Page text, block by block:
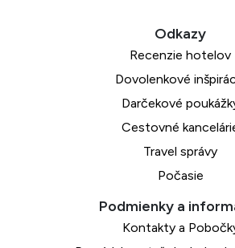
Recenzie hotelov
Dovolenkové
Darčekové
Cestovné
Travel správy
Počasie
Kontakty a